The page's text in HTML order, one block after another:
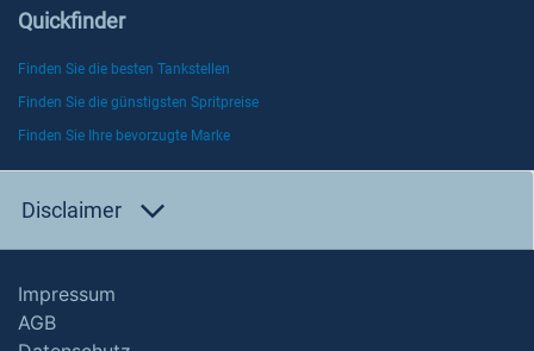
Quickfinder
Finden Sie die besten Tankstellen
Finden Sie die günstigsten Spritpreise
Finden Sie Ihre bevorzugte Marke
Disclaimer
Impressum
AGB